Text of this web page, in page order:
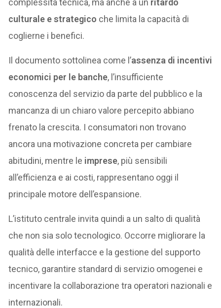
culturale e strategico che limita la capacità di
coglierne i benefici.
Il documento sottolinea come l’assenza di incentivi
economici per le banche, l’insufficiente
conoscenza del servizio da parte del pubblico e la
mancanza di un chiaro valore percepito abbiano
frenato la crescita. I consumatori non trovano
ancora una motivazione concreta per cambiare
abitudini, mentre le imprese, più sensibili
all’efficienza e ai costi, rappresentano oggi il
principale motore dell’espansione.
L’istituto centrale invita quindi a un salto di qualità
che non sia solo tecnologico. Occorre migliorare la
qualità delle interfacce e la gestione del supporto
tecnico, garantire standard di servizio omogenei e
incentivare la collaborazione tra operatori nazionali e
internazionali.